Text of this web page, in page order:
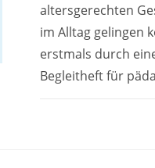
altersgerechten
im Alltag gelingen
erstmals durch
Begleitheft für